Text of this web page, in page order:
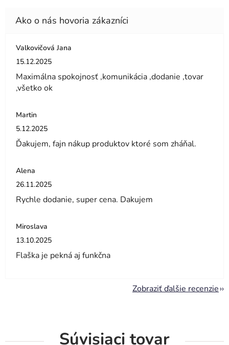
Valkovičová Jana
Hodnotenie obchodu je 5 z 5 hviezdičiek.
15.12.2025
Maximálna spokojnosť ,komunikácia ,dodanie ,tovar
,všetko ok
Martin
Hodnotenie obchodu je 5 z 5 hviezdičiek.
5.12.2025
Ďakujem, fajn nákup produktov ktoré som zháňal.
Alena
Hodnotenie obchodu je 5 z 5 hviezdičiek.
26.11.2025
Rychle dodanie, super cena. Dakujem
Miroslava
Hodnotenie obchodu je 5 z 5 hviezdičiek.
13.10.2025
Flaška je pekná aj funkčna
Zobraziť ďalšie recenzie
Súvisiaci tovar